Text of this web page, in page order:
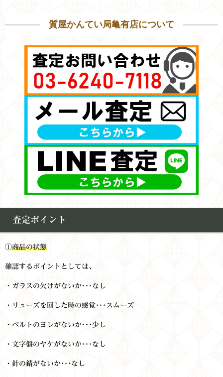
質屋かんてい局亀有店について
査定ポイント
①商品の状態
確認するポイントとしては、
・ガラスの欠けがないか･･･なし
・リューズを回した時の感覚･･･スムーズ
・ベルトのヨレがないか･･･少し
・文字盤のヤケがないか･･･なし
・針の錆がないか･･･なし